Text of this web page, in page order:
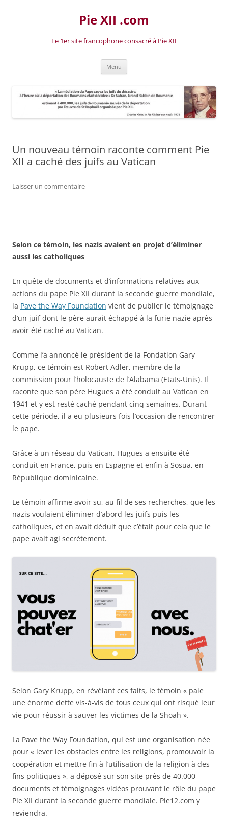
Pie XII .com
Le 1er site francophone consacré à Pie XII
Menu
Un nouveau témoin raconte comment Pie
XII a caché des juifs au Vatican
Laisser un commentaire
Selon ce témoin, les nazis avaient en projet d’éliminer
aussi les catholiques
En quête de documents et d’informations relatives aux
actions du pape Pie XII durant la seconde guerre mondiale,
la Pave the Way Foundation vient de publier le témoignage
d’un juif dont le père aurait échappé à la furie nazie après
avoir été caché au Vatican.
Comme l’a annoncé le président de la Fondation Gary
Krupp, ce témoin est Robert Adler, membre de la
commission pour l’holocauste de l’Alabama (Etats-Unis). Il
raconte que son père Hugues a été conduit au Vatican en
1941 et y est resté caché pendant cinq semaines. Durant
cette période, il a eu plusieurs fois l’occasion de rencontrer
le pape.
Grâce à un réseau du Vatican, Hugues a ensuite été
conduit en France, puis en Espagne et enfin à Sosua, en
République dominicaine.
Le témoin affirme avoir su, au fil de ses recherches, que les
nazis voulaient éliminer d’abord les juifs puis les
catholiques, et en avait déduit que c’était pour cela que le
pape avait agi secrètement.
Selon Gary Krupp, en révélant ces faits, le témoin « paie
une énorme dette vis-à-vis de tous ceux qui ont risqué leur
vie pour réussir à sauver les victimes de la Shoah ».
La Pave the Way Foundation, qui est une organisation née
pour « lever les obstacles entre les religions, promouvoir la
coopération et mettre fin à l’utilisation de la religion à des
fins politiques », a déposé sur son site près de 40.000
documents et témoignages vidéos prouvant le rôle du pape
Pie XII durant la seconde guerre mondiale. Pie12.com y
reviendra.